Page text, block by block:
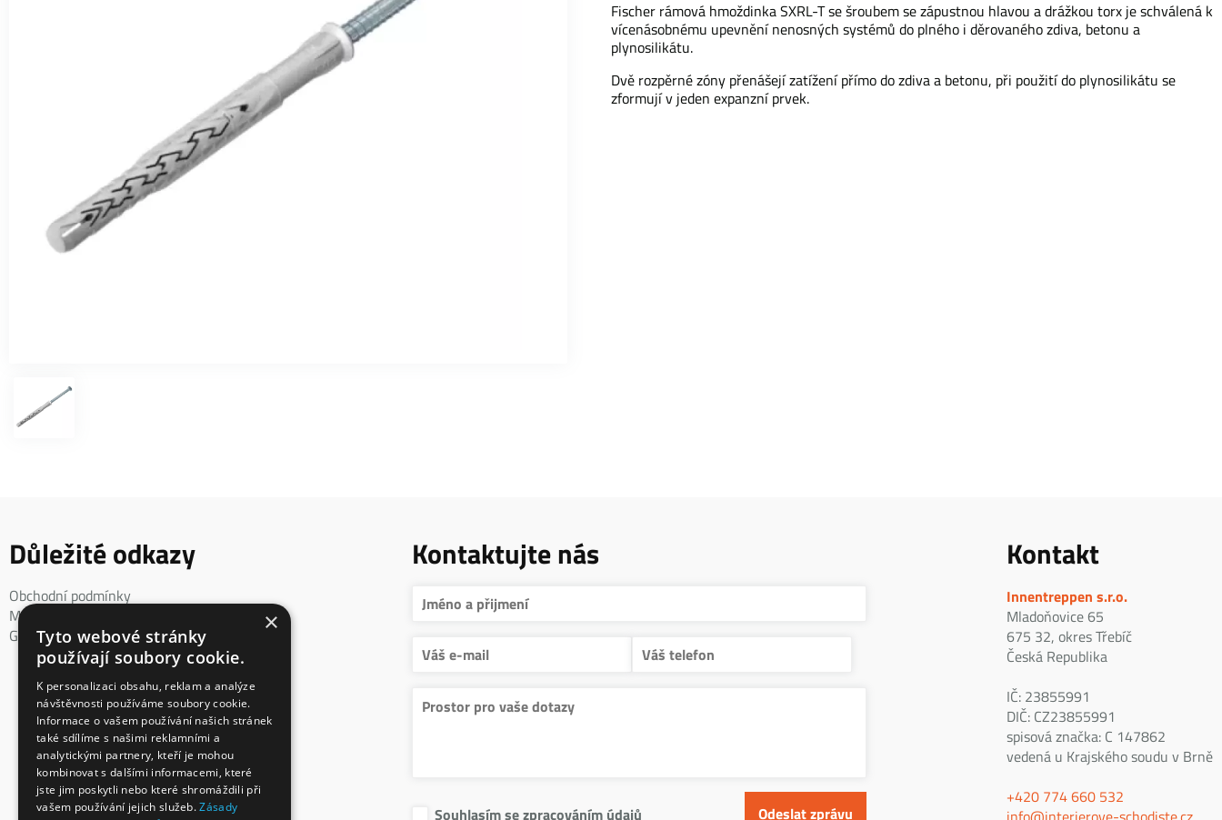
Fischer rámová hmoždinka SXRL-T se šroubem se zápustnou hlavou a drážkou torx je schválená k
vícenásobnému upevnění nenosných systémů do plného i děrovaného zdiva, betonu a
plynosilikátu.
Dvě rozpěrné zóny přenášejí zatížení přímo do zdiva a betonu, při použití do plynosilikátu se
zformují v jeden expanzní prvek.
Důležité odkazy
Obchodní podmínky
Mimosoudní řešení spotřebitelského sporu
GDPR
Kontaktujte nás
Souhlasím se zpracováním údajů
Kontakt
Innentreppen s.r.o.
Mladoňovice 65
675 32, okres Třebíč
Česká Republika
IČ: 23855991
DIČ: CZ23855991
spisová značka: C 147862
vedená u Krajského soudu v Brně
+420 774 660 532
×
Tyto webové stránky
používají soubory cookie.
K personalizaci obsahu, reklam a analýze
návštěvnosti používáme soubory cookie.
Informace o vašem používání našich stránek
také sdílíme s našimi reklamními a
analytickými partnery, kteří je mohou
kombinovat s dalšími informacemi, které
jste jim poskytli nebo které shromáždili při
vašem používání jejich služeb.Zásady